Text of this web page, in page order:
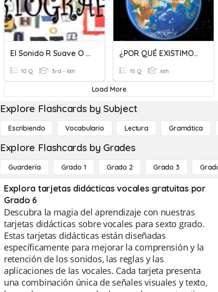
El Sonido R Suave O Fuerte (r O Rr)
10 Q 3rd - 6th
¿POR QUÉ EXISTIMOS?
15 Q 6th
Load More
Explore Flashcards by Subject
Escribiendo Vocabulario Lectura Gramática
Explore Flashcards by Grades
Guardería Grado 1 Grado 2 Grado 3
Explora tarjetas didácticas vocales gratuitas por
Grado 6
Descubra la magia del aprendizaje con nuestras
tarjetas didácticas sobre vocales para sexto grado.
Estas tarjetas didácticas están diseñadas
específicamente para mejorar la comprensión y la
retención de los sonidos, las reglas y las
aplicaciones de las vocales. Cada tarjeta presenta
una combinación única de señales visuales y texto,